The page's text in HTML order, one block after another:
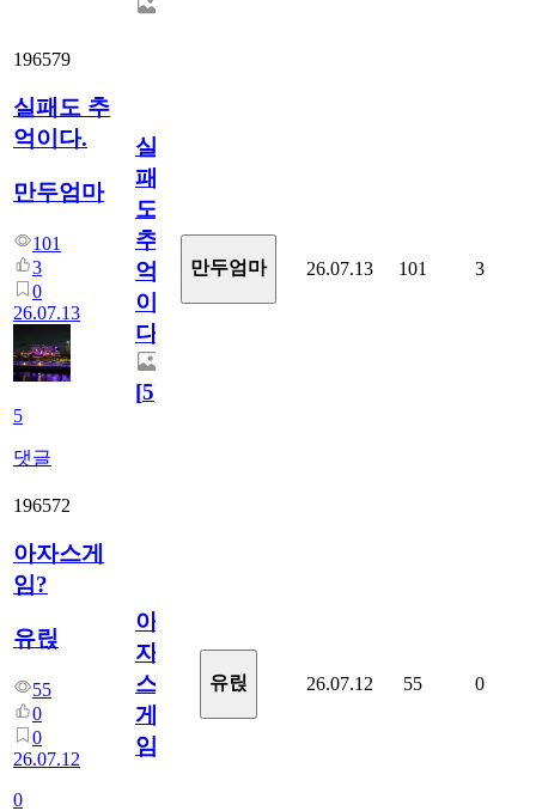
196579
실패도 추
억이다.
만두엄마
101
3
0
26.07.13
5
댓글
실
패
도
추
억
이
다.
[5]
만두엄마 26.07.13 101 3
196572
아자스게
임?
유릱
55
0
0
26.07.12
0
아
자
스
게
임?
유릱 26.07.12 55 0